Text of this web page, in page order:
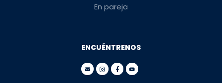
En pareja
ENCUÉNTRENOS